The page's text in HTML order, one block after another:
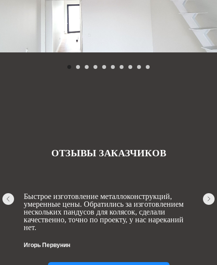
ОТЗЫВЫ ЗАКАЗЧИКОВ
Быстрое изготовление металлоконструкций,
умеренные цены. Обратились за изготовлением
нескольких пандусов для колясок, сделали
качественно, точно по проекту, у нас нареканий
нет.
Игорь Первунин